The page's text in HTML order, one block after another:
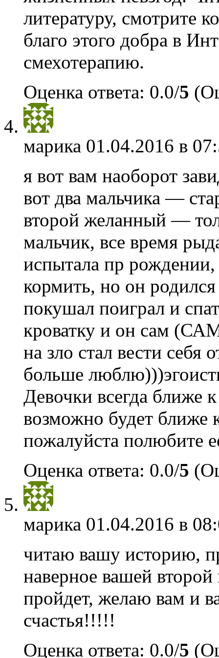
литературу, смотрите
благо этого добра в
смехотерапию.
Оценка ответа: 0.0/5
марика 01.04.2016 в
я вот вам наоборот
вот два мальчика —
второй желанный —
мальчик, все время
испытала пр
кормить, но он
покушал поиграл и
кроватку и он сам
на зло стал вести себя
больше
Девочки всегда ближе
возможно будет ближе
пожалуйста полюбите
Оценка ответа: 0.0/5
марика 01.04.2016 в
читаю вашу историю,
наверное вашей
пройдет, желаю вам и
счастья!!!!!
Оценка ответа: 0.0/5